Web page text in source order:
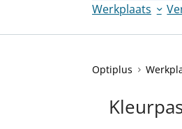
Werkplaats
Optiplus